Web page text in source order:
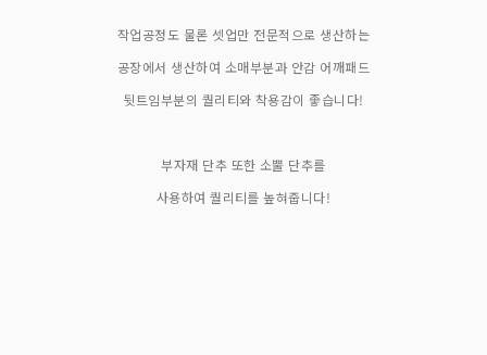
작업공정도 물론 셋업만 전문적으로 생산하는
공장에서 생산하여 소매부분과 안감 어깨패드
뒷트임부분의 퀄리티와 착용감이 좋습니다!
부자재 단추 또한 소뿔 단추를
사용하여 퀄리티를 높혀줍니다!